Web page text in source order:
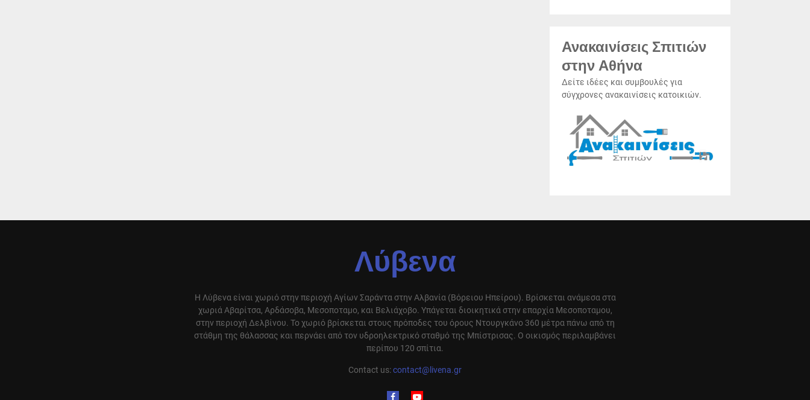
Ανακαινίσεις Σπιτιών
στην Αθήνα
Δείτε ιδέες και συμβουλές για
σύγχρονες ανακαινίσεις κατοικιών.
Λύβενα
Η Λύβενα είναι χωριό στην περιοχή Αγίων Σαράντα στην Αλβανία (Βόρειου Ηπείρου). Βρίσκεται ανάμεσα στα
χωριά Αβαρίτσα, Αρδάσοβα, Μεσοποταμο, και Βελιάχοβο. Υπάγεται διοικητικά στην επαρχία Μεσοποταμου,
στην περιοχή Δελβίνου. Το χωριό βρίσκεται στους πρόποδες του όρους Ντουργκάνο 360 μέτρα πάνω από τη
στάθμη της θάλασσας και περνάει από τον υδροηλεκτρικό σταθμό της Μπίστρισας. Ο οικισμός περιλαμβάνει
περίπου 120 σπίτια.
Contact us:contact@livena.gr